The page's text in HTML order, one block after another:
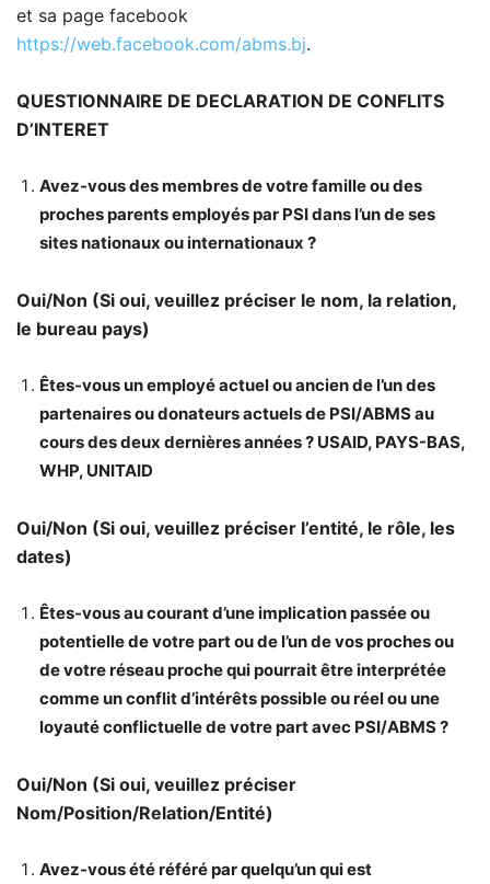
et sa page facebook
https://web.facebook.com/abms.bj.
QUESTIONNAIRE DE DECLARATION DE CONFLITS
D’INTERET
Avez-vous des membres de votre famille ou des
proches parents employés par PSI dans l’un de ses
sites nationaux ou internationaux ?
Oui/Non (Si oui, veuillez préciser le nom, la relation,
le bureau pays)
Êtes-vous un employé actuel ou ancien de l’un des
partenaires ou donateurs actuels de PSI/ABMS au
cours des deux dernières années ? USAID, PAYS-BAS,
WHP, UNITAID
Oui/Non (Si oui, veuillez préciser l’entité, le rôle, les
dates)
Êtes-vous au courant d’une implication passée ou
potentielle de votre part ou de l’un de vos proches ou
de votre réseau proche qui pourrait être interprétée
comme un conflit d’intérêts possible ou réel ou une
loyauté conflictuelle de votre part avec PSI/ABMS ?
Oui/Non (Si oui, veuillez préciser
Nom/Position/Relation/Entité)
Avez-vous été référé par quelqu’un qui est